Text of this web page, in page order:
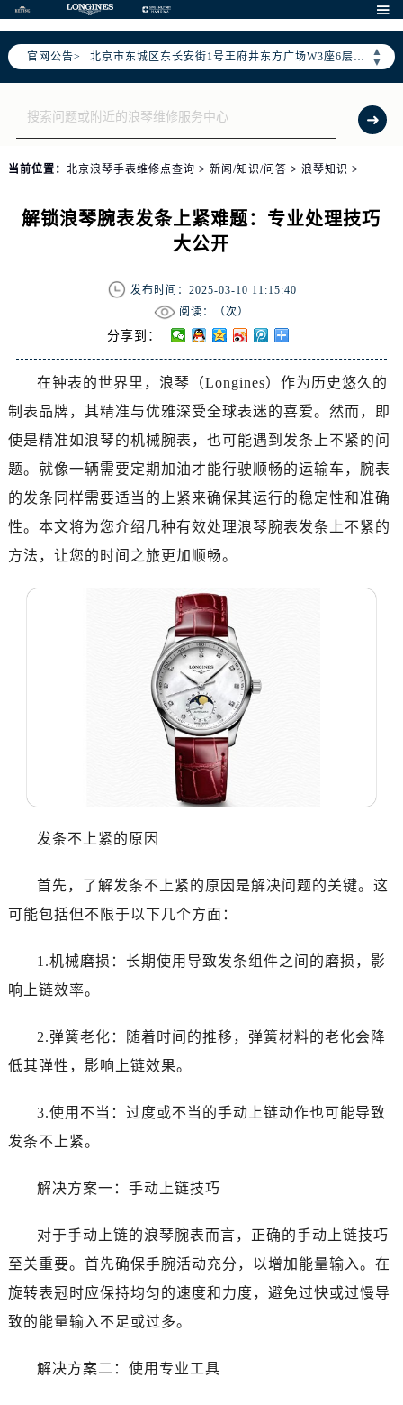

官网公告>
▲
▼
北京市朝阳区建国门外大街甲6号华熙国际中心D座11层1102室售后服务中心（需提前预约）
北京市东城区东长安街1号王府井东方广场W3座6层602室售后服务中心（需提前预约）
节假日正常营业！
当前位置： 北京浪琴手表维修点查询 > 新闻/知识/问答 > 浪琴知识 >
解锁浪琴腕表发条上紧难题：专业处理技巧
大公开
发布时间：2025-03-10 11:15:40
阅读：（次）
分享到：
在钟表的世界里，浪琴（Longines）作为历史悠久的
制表品牌，其精准与优雅深受全球表迷的喜爱。然而，即
使是精准如浪琴的机械腕表，也可能遇到发条上不紧的问
题。就像一辆需要定期加油才能行驶顺畅的运输车，腕表
的发条同样需要适当的上紧来确保其运行的稳定性和准确
性。本文将为您介绍几种有效处理浪琴腕表发条上不紧的
方法，让您的时间之旅更加顺畅。
发条不上紧的原因
首先，了解发条不上紧的原因是解决问题的关键。这
可能包括但不限于以下几个方面：
1.机械磨损：长期使用导致发条组件之间的磨损，影
响上链效率。
2.弹簧老化：随着时间的推移，弹簧材料的老化会降
低其弹性，影响上链效果。
3.使用不当：过度或不当的手动上链动作也可能导致
发条不上紧。
解决方案一：手动上链技巧
对于手动上链的浪琴腕表而言，正确的手动上链技巧
至关重要。首先确保手腕活动充分，以增加能量输入。在
旋转表冠时应保持均匀的速度和力度，避免过快或过慢导
致的能量输入不足或过多。
解决方案二：使用专业工具